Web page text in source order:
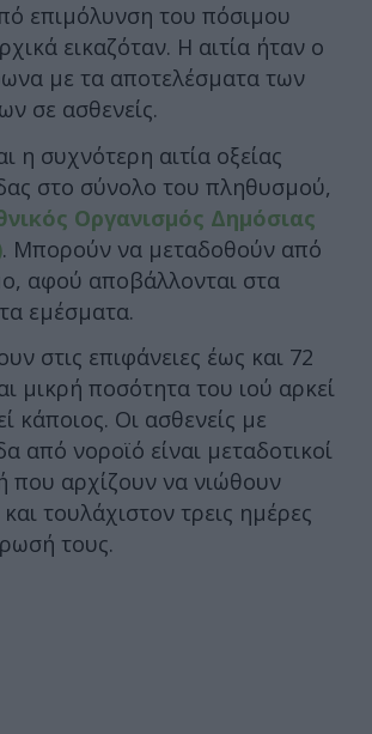
επιμόλυνση του πόσιμου
εικαζόταν. Η αιτία ήταν ο
με τα αποτελέσματα των
σε ασθενείς.
η συχνότερη αιτία οξείας
στο σύνολο του πληθυσμού,
Οργανισμός Δημόσιας
. Μπορούν να μεταδοθούν από
αφού αποβάλλονται στα
εμέσματα.
στις επιφάνειες έως και 72
μικρή ποσότητα του ιού αρκεί
κάποιος. Οι ασθενείς με
από νοροϊό είναι μεταδοτικοί
που αρχίζουν να νιώθουν
τουλάχιστον τρεις ημέρες
τους.